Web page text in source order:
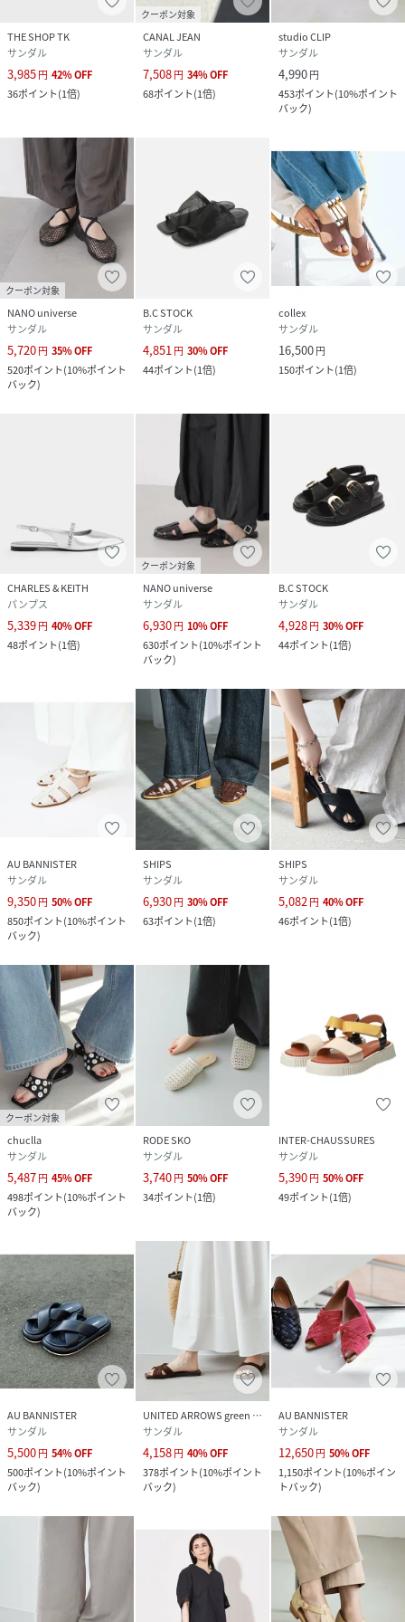
THE SHOP TK
サンダル
3,985円 42%OFF
36ポイント(1倍)
クーポン対象
CANAL JEAN
サンダル
7,508円 34%OFF
68ポイント(1倍)
studio CLIP
サンダル
4,990円
453ポイント(10%ポイント
バック)
クーポン対象
NANO universe
サンダル
5,720円 35%OFF
520ポイント(10%ポイント
バック)
B.C STOCK
サンダル
4,851 円 30%OFF
44ポイント(1倍)
collex
サンダル
16,500円
150ポイント(1倍)
CHARLES & KEITH
パンプス
5,339円 40%OFF
48ポイント(1倍)
クーポン対象
NANO universe
サンダル
6,930円 10%OFF
630ポイント(10%ポイント
バック)
B.C STOCK
サンダル
4,928円 30%OFF
44ポイント(1倍)
AU BANNISTER
サンダル
9,350円 50%OFF
850ポイント(10%ポイント
バック)
SHIPS
サンダル
6,930円 30%OFF
63ポイント(1倍)
SHIPS
サンダル
5,082円 40%OFF
46ポイント(1倍)
クーポン対象
chuclla
サンダル
5,487円 45%OFF
498ポイント(10%ポイント
バック)
RODE SKO
サンダル
3,740円 50%OFF
34ポイント(1倍)
INTER-CHAUSSURES
サンダル
5,390円 50%OFF
49ポイント(1倍)
AU BANNISTER
サンダル
5,500円 54%OFF
500ポイント(10%ポイント
バック)
UNITED ARROWS green label relaxing
サンダル
4,158円 40%OFF
378ポイント(10%ポイント
バック)
AU BANNISTER
サンダル
12,650円 50%OFF
1,150ポイント(10%ポイン
トバック)